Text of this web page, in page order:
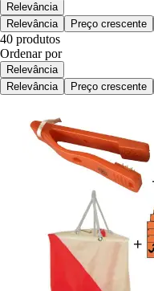
Relevância
Relevância
Preço crescente
40 produtos
Ordenar por
Relevância
Relevância
Preço crescente